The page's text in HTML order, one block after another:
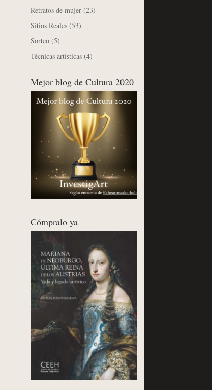
Retratos de mujer (23)
Sitios Reales (53)
Sorteo (5)
Técnicas artísticas (4)
Mejor blog de Cultura 2020
Cómpralo ya